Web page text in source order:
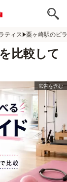
ティス 粟ヶ崎駅のピ
比較して